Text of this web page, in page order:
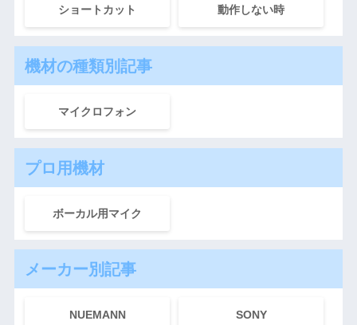
ショートカット 動作しない時
機材の種類別記事
マイクロフォン
プロ用機材
ボーカル用マイク
メーカー別記事
NUEMANN SONY